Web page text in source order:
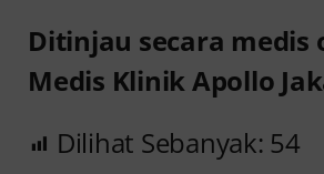
Ditinjau secara medis
Medis Klinik Apollo
Dilihat Sebanyak: 54